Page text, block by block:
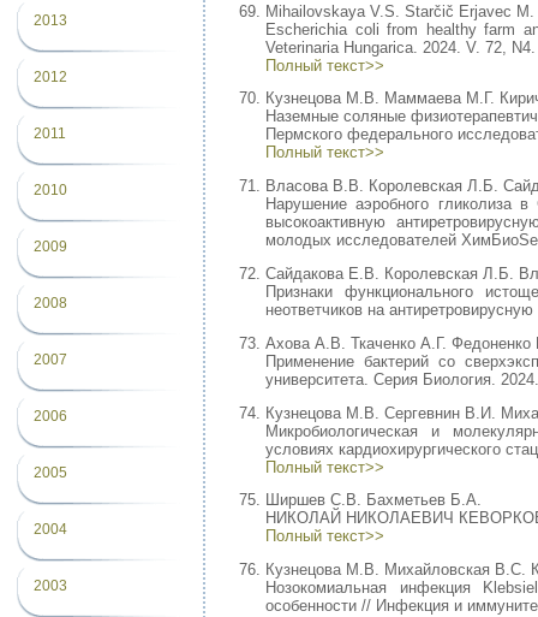
2013
2012
2011
2010
2009
2008
2007
2006
2005
2004
2003
Mihailovskaya V.S. Starčič Erjavec
Escherichia coli from healthy farm
Veterinaria Hungarica. 2024. V. 72,
Полный текст>>
Кузнецова М.В. Маммаева М.Г.
Наземные соляные
Пермского федерального
Полный текст>>
Власова В.В. Королевская Л.Б.
Нарушение аэробного гликолиза
высокоактивную
молодых исследователей
Сайдакова Е.В. Королевская Л.Б.
Признаки функционального
неответчиков на
Ахова А.В. Ткаченко А.Г.
Применение бактерий со
университета. Серия Биология.
Кузнецова М.В. Сергевнин В.И.
Микробиологическая и
условиях кардиохирургического
Полный текст>>
Ширшев С.В. Бахметьев Б.А.
НИКОЛАЙ НИКОЛАЕВИЧ
Полный текст>>
Кузнецова М.В. Михайловская В.С.
Нозокомиальная инфекция
особенности // Инфекция и